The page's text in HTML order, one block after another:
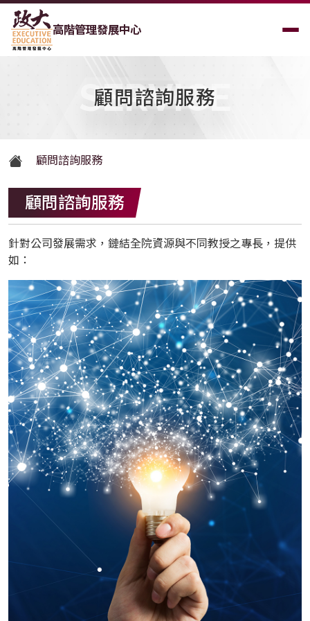
高階管理發展中心
顧問諮詢服務
SERVICE
顧問諮詢服務
顧問諮詢服務
針對公司發展需求，鏈結全院資源與不同教授之專長，提供
如：